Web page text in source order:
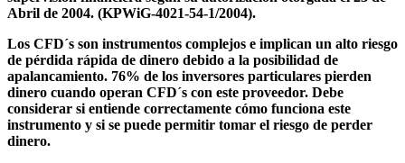
Abril de 2004. (KPWiG-4021-54-1/2004).
Los CFD´s son instrumentos complejos e implican un alto riesgo
de pérdida rápida de dinero debido a la posibilidad de
apalancamiento. 76% de los inversores particulares pierden
dinero cuando operan CFD´s con este proveedor. Debe
considerar si entiende correctamente cómo funciona este
instrumento y si se puede permitir tomar el riesgo de perder
dinero.